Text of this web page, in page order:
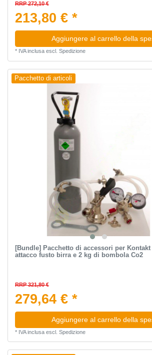
RRP 272,10 €
213,80 € *
Aggiungere al carrello della
* IVA inclusaescl. Spedizione
Pacchetto di articoli
[Bundle] Pacchetto di accessori per
attacco fusto birra e 2 kg di bombola Co2
RRP 321,80 €
279,64 € *
Aggiungere al carrello della
* IVA inclusaescl. Spedizione